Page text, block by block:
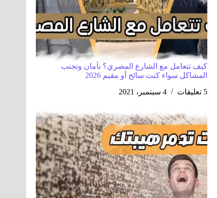
كيف تتعامل مع الشارع المصري؟ بأمان وتجنب
المشاكل سواء كنت سائح أو مقيم 2026
5 تعليقات
4 سبتمبر، 2021